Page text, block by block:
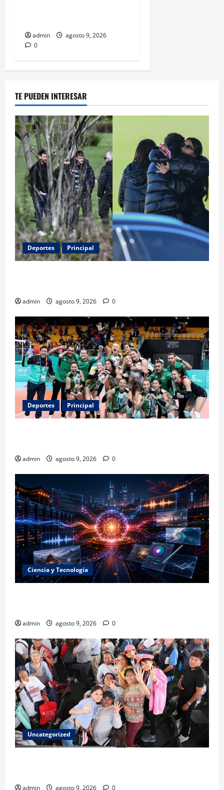
admin
agosto 9, 2026
0
TE PUEDEN INTERESAR
Deportes Principal
admin agosto 9, 2026 0
Deportes Principal
admin agosto 9, 2026 0
Ciencia y Tecnología
admin agosto 9, 2026 0
Uncategorized
admin agosto 9, 2026 0